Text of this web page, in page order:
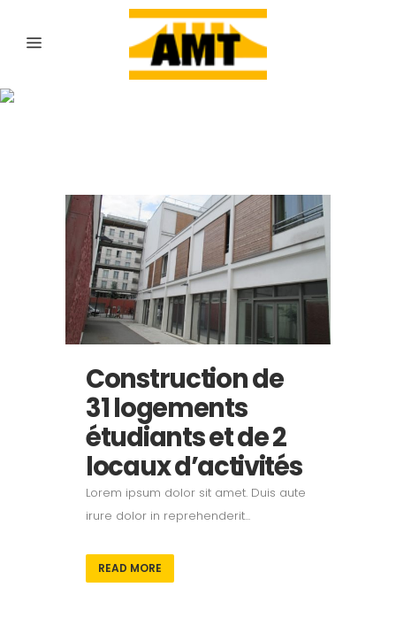
Construction de
31 logements
étudiants et de 2
locaux d’activités
Lorem ipsum dolor sit amet. Duis aute
irure dolor in reprehenderit...
READ MORE